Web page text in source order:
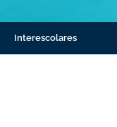
Interescolares